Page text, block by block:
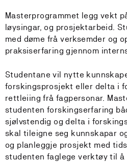
Masterprogrammet legg vekt
løysingar, og prosjektarbeid.
med døme frå verksemder og
praksiserfaring gjennom
Studentane vil nytte
forskingsprosjekt eller delta i
rettleiing frå fagpersonar.
studenten forskingserfaring
sjølvstendig og delta i
skal tileigne seg kunnskapar
og planleggje prosjekt med
studenten faglege verktøy til å